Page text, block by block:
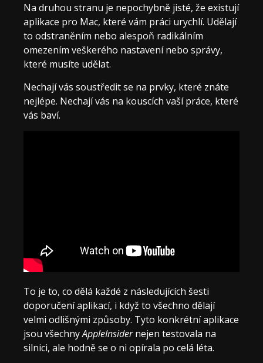
Na druhou stranu je nepochybně jisté, že existují
aplikace pro Mac, které vám práci urychlí. Udělají
to odstraněním nebo alespoň radikálním
omezením veškerého nastavení nebo správy,
které musíte udělat.
Nechají vás soustředit se na prvky, které znáte
nejlépe. Nechají vás na kouscích vaší práce, které
vás baví.
To je to, co dělá každé z následujících šesti
doporučení aplikací, i když to všechno dělají
velmi odlišnými způsoby. Tyto konkrétní aplikace
jsou všechnyAppleInsidernejen testovala na
silnici, ale hodně se o ni opírala po celá léta.